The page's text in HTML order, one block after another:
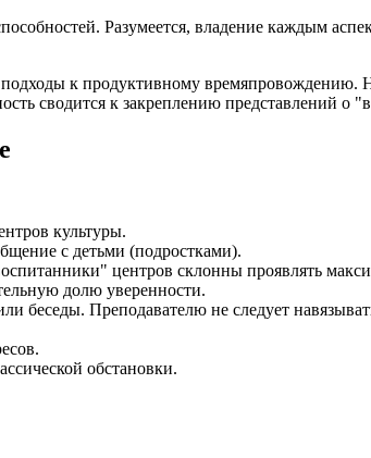
Разумеется, владение каждым
к продуктивному времяпровождению.
сводится к закреплению представлений о
культуры.
с детьми (подростками).
центров склонны проявлять
долю уверенности.
беседы. Преподавателю не следует
обстановки.